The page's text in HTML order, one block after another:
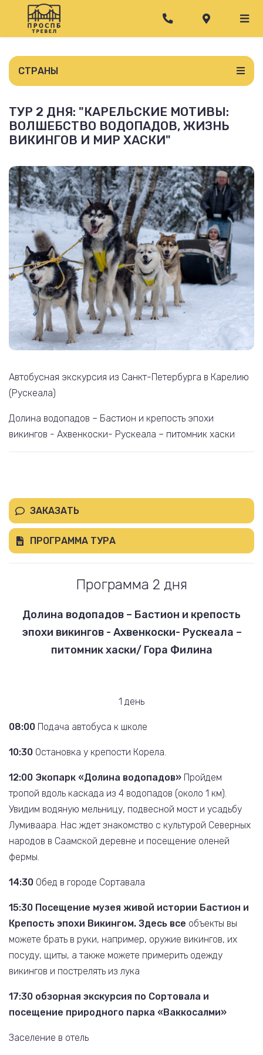
СТРАНЫ
ТУР 2 ДНЯ: "КАРЕЛЬСКИЕ МОТИВЫ:
ВОЛШЕБСТВО ВОДОПАДОВ, ЖИЗНЬ
ВИКИНГОВ И МИР ХАСКИ"
Автобусная экскурсия из Санкт-Петербурга в Карелию
(Рускеала)
Долина водопадов – Бастион и крепость эпохи
викингов - Ахвенкоски- Рускеала – питомник хаски
ЗАКАЗАТЬ
ПРОГРАММА ТУРА
Программа 2 дня
Долина водопадов – Бастион и крепость
эпохи викингов - Ахвенкоски- Рускеала –
питомник хаски/ Гора Филина
1 день
08:00 Подача автобуса к школе
10:30 Остановка у крепости Корела.
12:00 Экопарк «Долина водопадов» Пройдем
тропой вдоль каскада из 4 водопадов (около 1 км).
Увидим водяную мельницу, подвесной мост и усадьбу
Лумиваара. Нас ждет знакомство с культурой Северных
народов в Саамской деревне и посещение оленей
фермы.
14:30 Обед в городе Сортавала
15:30 Посещение музея живой истории Бастион и
Крепость эпохи Викингом. Здесь все объекты вы
можете брать в руки, например, оружие викингов, их
посуду, щиты, а также можете примерить одежду
викингов и пострелять из лука
17:30 обзорная экскурсия по Сортовала и
посещение природного парка «Ваккосалми»
Заселение в отель